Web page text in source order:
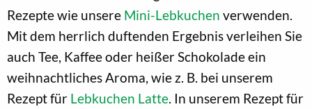
Rezepte wie unsere Mini-Lebkuchen verwenden.
Mit dem herrlich duftenden Ergebnis verleihen Sie
auch Tee, Kaffee oder heißer Schokolade ein
weihnachtliches Aroma, wie z. B. bei unserem
Rezept für Lebkuchen Latte. In unserem Rezept für